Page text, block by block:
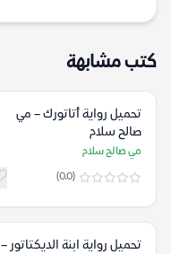
كتب مشابهة
تحميل رواية أتاتورك – مي
صالح سلام
مي صالح سلام
(0.0)
تحميل رواية ابنة الديكتاتور –